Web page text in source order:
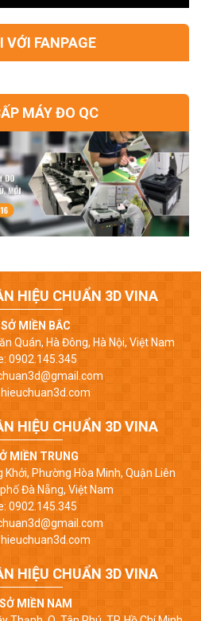
VỚI FANPAGE
MÁY ĐO QC
HIỆU CHUẨN 3D VINA
MIỀN BẮC
Quán, Hà Đông, Hà Nội, Việt Nam
0902.145.345
HIỆU CHUẨN 3D VINA
MIỀN TRUNG
Phường Hòa Minh, Quận Liên
Đà Nẵng, Việt Nam
0902.145.345
HIỆU CHUẨN 3D VINA
MIỀN NAM